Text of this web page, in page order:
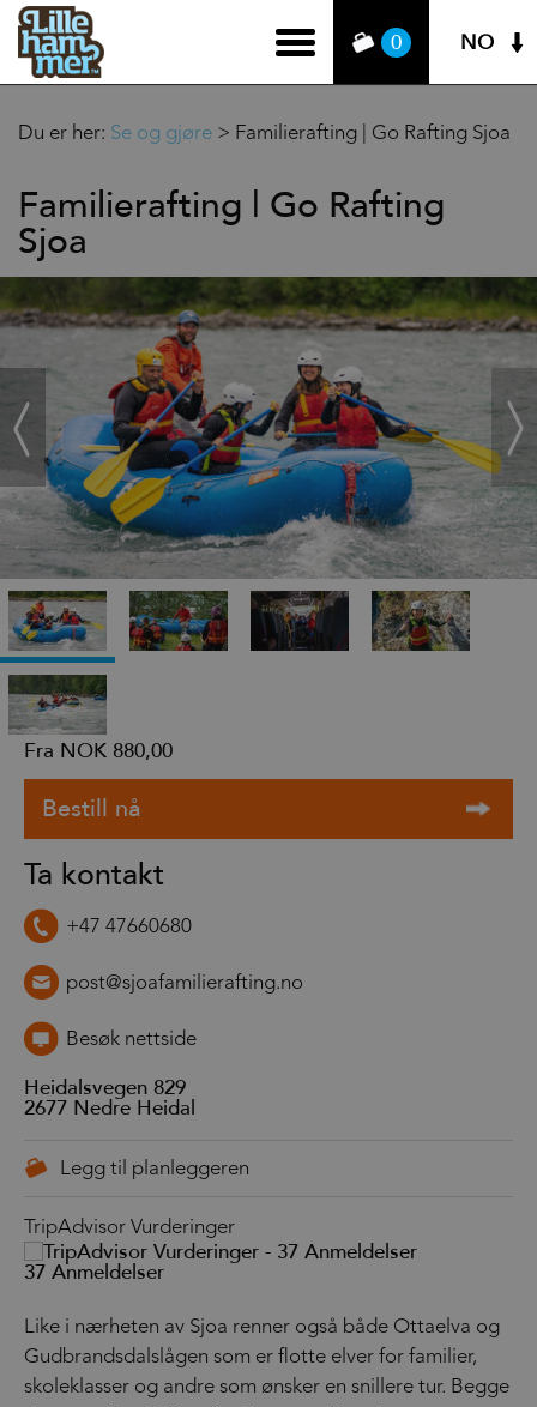
0 NO
Du er her: Se og gjøre > Familierafting | Go Rafting Sjoa
Familierafting | Go Rafting
Sjoa
Prev
›
Fra NOK 880,00
Ta kontakt
+47 47660680
post@sjoafamilierafting.no
Besøk nettside
Heidalsvegen 829
2677 Nedre Heidal
TripAdvisor Vurderinger
37 Anmeldelser
Like i nærheten av Sjoa renner også både Ottaelva og
Gudbrandsdalslågen som er flotte elver for familier,
skoleklasser og andre som ønsker en snillere tur. Begge